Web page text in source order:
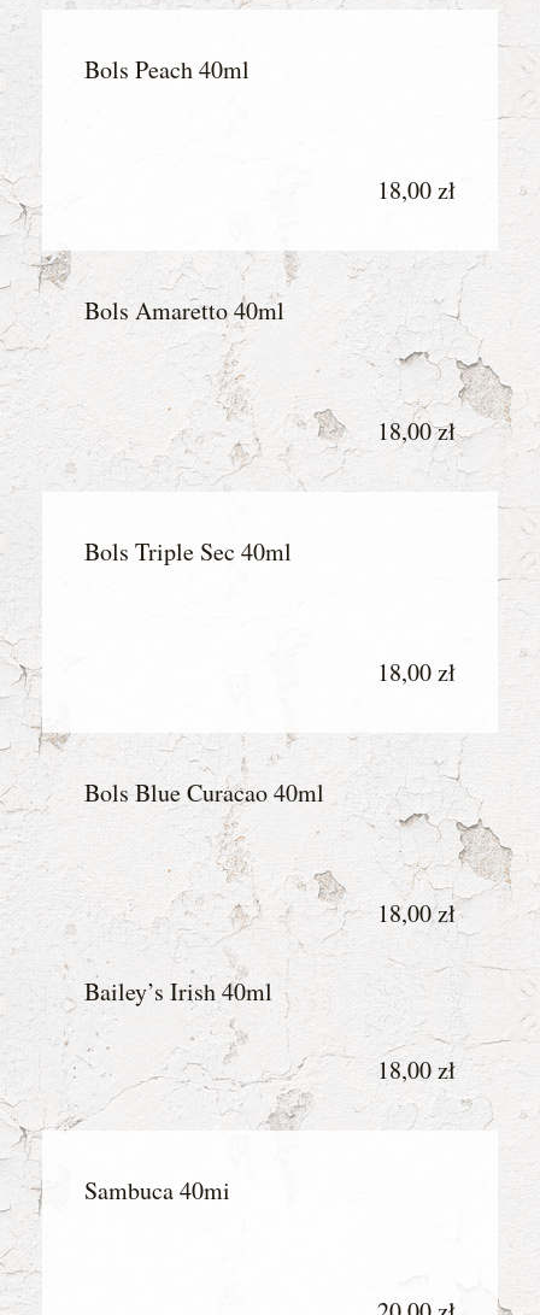
Bols Peach 40ml
18,00 zł
Bols Amaretto 40ml
18,00 zł
Bols Triple Sec 40ml
18,00 zł
Bols Blue Curacao 40ml
18,00 zł
Bailey’s Irish 40ml
18,00 zł
Sambuca 40mi